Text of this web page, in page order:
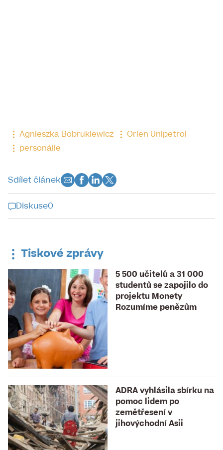
Agnieszka Bobrukiewicz
Orlen Unipetrol
personálie
Sdílet článek
Diskuse0
uzavřena
Tiskové zprávy
5 500 učitelů a 31 000
studentů se zapojilo do
projektu Monety
Rozumíme penězům
ADRA vyhlásila sbírku na
pomoc lidem po
zemětřesení v
jihovýchodní Asii